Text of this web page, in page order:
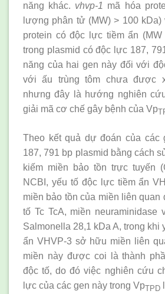
năng khác. vhvp-1 mã hóa
lượng phân tử (MW) > 100 kDa)
protein có độc lực tiềm ẩn
trong plasmid có độc lực 187,
năng của hai gen này đối với
với ấu trùng tôm chưa được
nhưng đây là hướng nghiên
giải mã cơ chế gây bệnh của Vp
Theo kết quả dự đoán của các
187, 791 bp plasmid bằng cách
kiếm miền bảo tồn trực tuyến
NCBI, yếu tố độc lực tiềm ẩn
miền bảo tồn của miền liên
tố Tc TcA, miền neuraminidase
Salmonella 28,1 kDa A, trong khi
ẩn VHVP-3 sở hữu miền liên
miền này được coi là thành
độc tố, do đó việc nghiên cứu
lực của các gen này trong VpTPD